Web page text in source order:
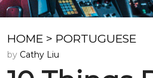
HOME > PORTUGUESE
by Cathy Liu